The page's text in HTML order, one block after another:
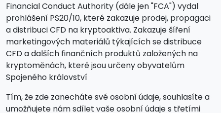
Financial Conduct Authority (dále jen "FCA") vydal
prohlášení PS20/10, které zakazuje prodej, propagaci
a distribuci CFD na kryptoaktiva. Zakazuje šíření
marketingových materiálů týkajících se distribuce
CFD a dalších finančních produktů založených na
kryptoměnách, které jsou určeny obyvatelům
Spojeného království
Tím, že zde zanecháte své osobní údaje, souhlasíte a
umožňujete nám sdílet vaše osobní údaje s třetími